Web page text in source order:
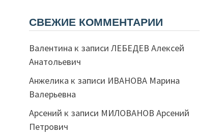
СВЕЖИЕ КОММЕНТАРИИ
Валентина к записи ЛЕБЕДЕВ Алексей
Анатольевич
Анжелика к записи ИВАНОВА Марина
Валерьевна
Арсений к записи МИЛОВАНОВ Арсений
Петрович